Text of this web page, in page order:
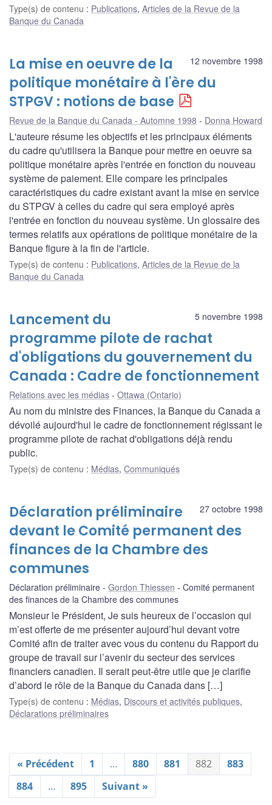
Type(s) de contenu : Publications, Articles de la Revue de la
Banque du Canada
12 novembre 1998
La mise en oeuvre de la
politique monétaire à l'ère du
STPGV : notions de base
Revue de la Banque du Canada - Automne 1998 Donna Howard
L'auteure résume les objectifs et les principaux éléments
du cadre qu'utilisera la Banque pour mettre en oeuvre sa
politique monétaire après l'entrée en fonction du nouveau
système de paiement. Elle compare les principales
caractéristiques du cadre existant avant la mise en service
du STPGV à celles du cadre qui sera employé après
l'entrée en fonction du nouveau système. Un glossaire des
termes relatifs aux opérations de politique monétaire de la
Banque figure à la fin de l'article.
Type(s) de contenu : Publications, Articles de la Revue de la
Banque du Canada
5 novembre 1998
Lancement du
programme pilote de rachat
d'obligations du gouvernement du
Canada : Cadre de fonctionnement
Relations avec les médias Ottawa (Ontario)
Au nom du ministre des Finances, la Banque du Canada a
dévoilé aujourd'hui le cadre de fonctionnement régissant le
programme pilote de rachat d'obligations déjà rendu
public.
Type(s) de contenu : Médias, Communiqués
27 octobre 1998
Déclaration préliminaire
devant le Comité permanent des
finances de la Chambre des
communes
Déclaration préliminaire Gordon Thiessen
Comité permanent
des finances de la Chambre des communes
Monsieur le Président, Je suis heureux de l’occasion qui
m’est offerte de me présenter aujourd’hui devant votre
Comité afin de traiter avec vous du contenu du Rapport du
groupe de travail sur l’avenir du secteur des services
financiers canadien. Il serait peut-être utile que je clarifie
d’abord le rôle de la Banque du Canada dans […]
Type(s) de contenu : Médias, Discours et activités publiques,
Déclarations préliminaires
« Précédent 1 … 880 881 882
883
884
… 895 Suivant »